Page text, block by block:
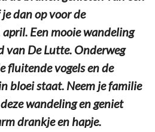
dan op voor de
Een mooie wandeling
van De Lutte. Onderweg
fluitende vogels en de
bloei staat. Neem je familie
wandeling en geniet
drankje en hapje.